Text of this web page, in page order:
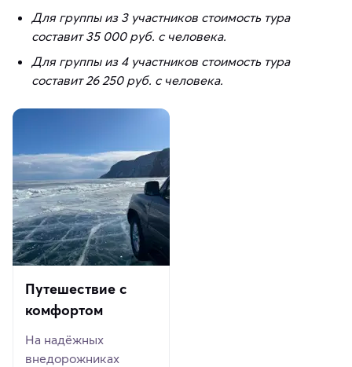
Для группы из 3 участников стоимость тура
составит 35 000 руб. с человека.
Для группы из 4 участников стоимость тура
составит 26 250 руб. с человека.
Путешествие с
комфортом
На надёжных
внедорожниках